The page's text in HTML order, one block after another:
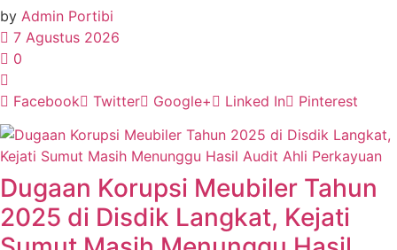
by Admin Portibi
7 Agustus 2026
0
Facebook Twitter Google+ Linked In Pinterest
Dugaan Korupsi Meubiler Tahun
2025 di Disdik Langkat, Kejati